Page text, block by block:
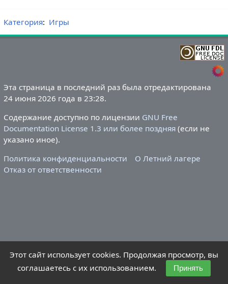
Категория: Игры
Эта страница в последний раз была отредактирована
24 июня 2026 года в 23:28.
Содержание доступно по лицензии GNU Free
Documentation License 1.3 или более поздняя(если не
указано иное).
Политика конфиденциальности
О Летний лагере
Отказ от ответственности
Этот сайт использует cookies. Продолжая просмотр, вы
соглашаетесь с их использованием.
Принять